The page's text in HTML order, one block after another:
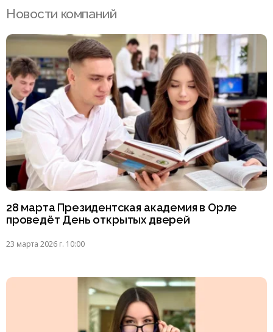
Новости компаний
28 марта Президентская академия в Орле
проведёт День открытых дверей
23 марта 2026 г. 10:00